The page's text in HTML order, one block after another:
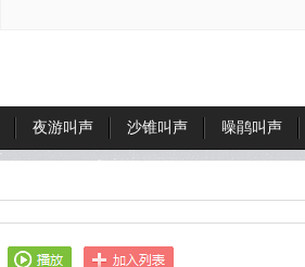
夜游叫声 沙锥叫声 噪鹃叫声